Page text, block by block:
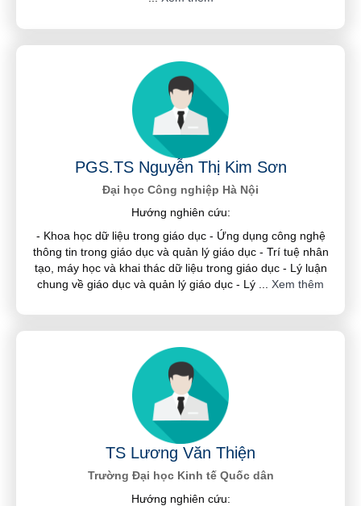
PGS.TS Nguyễn Thị Kim Sơn
Đại học Công nghiệp Hà Nội
Hướng nghiên cứu:
- Khoa học dữ liệu trong giáo dục - Ứng dụng công nghệ
thông tin trong giáo dục và quản lý giáo dục - Trí tuệ nhân
tạo, máy học và khai thác dữ liệu trong giáo dục - Lý luận
chung về giáo dục và quản lý giáo dục - Lý
Xem thêm
TS Lương Văn Thiện
Trường Đại học Kinh tế Quốc dân
Hướng nghiên cứu: